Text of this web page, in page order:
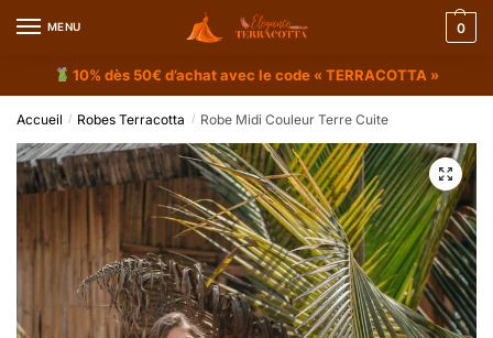
MENU 0
10% dès 50€ d’achat avec le code « TERRACOTTA »
Accueil / Robes Terracotta / Robe Midi Couleur Terre Cuite